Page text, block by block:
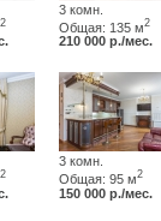
2
3 комн.
Общая: 135 м2
210 000 р./мес.
2
3 комн.
Общая: 95 м2
150 000 р./мес.